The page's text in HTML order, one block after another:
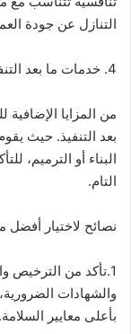
التنازل عن جودة
4. خدمات ما بعد التنفيذ
من المزايا
بعد التنفيذ. حيث
البناء أو الترميم،
التام.
نصائح لاختيار أفضل
1.تأكد من الترخيص
والشهادات
بأعلى معايير السلامة.